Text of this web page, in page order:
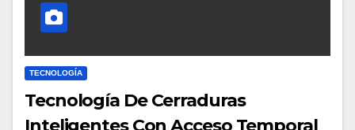
TECNOLOGÍA
Tecnología De Cerraduras